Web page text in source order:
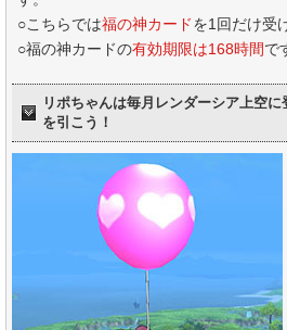
○こちらでは福の神カードを1回だけ受
○福の神カードの有効期限は168時間で
リポちゃんは毎月レンダーシア上空
を引こう！